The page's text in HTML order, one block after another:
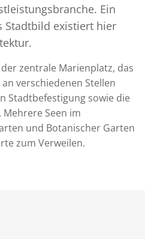
Ein
Stadtbild existiert hier
zentrale Marienplatz, das
verschiedenen Stellen
Stadtbefestigung sowie die
Seen im
und Botanischer Garten
zum Verweilen.